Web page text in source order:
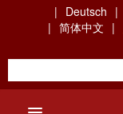
Deutsch
简体中文